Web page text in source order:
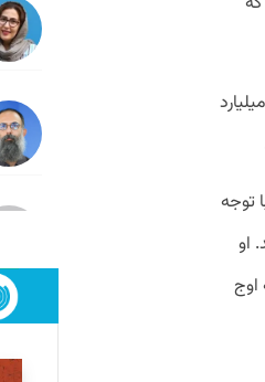
اپل همچنین اعلام کرده است در سال گذشته درآمد بخش اشتراکی خود از سرحد ۱۰۰ میلیارد
توجه
او